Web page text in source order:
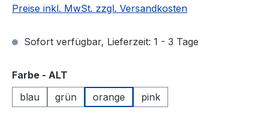
Preise inkl. MwSt. zzgl. Versandkosten
Sofort verfügbar, Lieferzeit: 1 - 3 Tage
Farbe - ALT
blau
grün orange pink